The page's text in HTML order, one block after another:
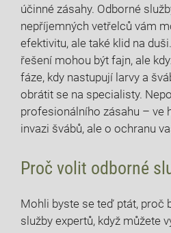
účinné ⁣zásahy.​ Odborné
⁣nepříjemných vetřelců‍ vám
efektivitu, ⁢ale také ‌klid ⁣na
řešení mohou být fajn, ale‍
fáze, kdy⁣ nastupují larvy a
⁢obrátit se na specialisty.
profesionálního zásahu – ve⁢
invazi švábů, ale o ​ochranu
Proč volit odborné
Mohli byste se teď ptát, proč
služby expertů, když můžete